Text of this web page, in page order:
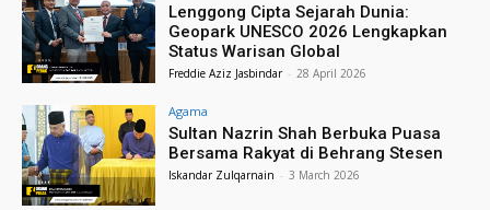
Lenggong Cipta Sejarah Dunia:
Geopark UNESCO 2026 Lengkapkan
Status Warisan Global
Freddie Aziz Jasbindar - 28 April 2026
Agama
Sultan Nazrin Shah Berbuka Puasa
Bersama Rakyat di Behrang Stesen
Iskandar Zulqarnain - 3 March 2026